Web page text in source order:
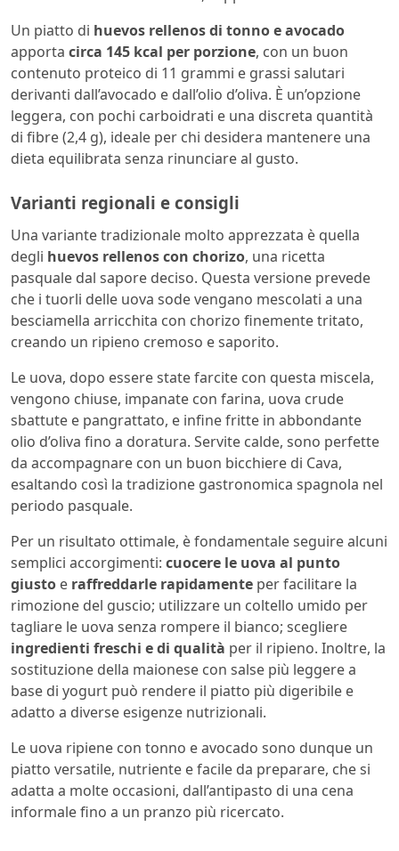
Un piatto di huevos rellenos di tonno e avocado
apporta circa 145 kcal per porzione, con un buon
contenuto proteico di 11 grammi e grassi salutari
derivanti dall’avocado e dall’olio d’oliva. È un’opzione
leggera, con pochi carboidrati e una discreta quantità
di fibre (2,4 g), ideale per chi desidera mantenere una
dieta equilibrata senza rinunciare al gusto.
Varianti regionali e consigli
Una variante tradizionale molto apprezzata è quella
degli huevos rellenos con chorizo, una ricetta
pasquale dal sapore deciso. Questa versione prevede
che i tuorli delle uova sode vengano mescolati a una
besciamella arricchita con chorizo finemente tritato,
creando un ripieno cremoso e saporito.
Le uova, dopo essere state farcite con questa miscela,
vengono chiuse, impanate con farina, uova crude
sbattute e pangrattato, e infine fritte in abbondante
olio d’oliva fino a doratura. Servite calde, sono perfette
da accompagnare con un buon bicchiere di Cava,
esaltando così la tradizione gastronomica spagnola nel
periodo pasquale.
Per un risultato ottimale, è fondamentale seguire alcuni
semplici accorgimenti: cuocere le uova al punto
giusto e raffreddarle rapidamente per facilitare la
rimozione del guscio; utilizzare un coltello umido per
tagliare le uova senza rompere il bianco; scegliere
ingredienti freschi e di qualità per il ripieno. Inoltre, la
sostituzione della maionese con salse più leggere a
base di yogurt può rendere il piatto più digeribile e
adatto a diverse esigenze nutrizionali.
Le uova ripiene con tonno e avocado sono dunque un
piatto versatile, nutriente e facile da preparare, che si
adatta a molte occasioni, dall’antipasto di una cena
informale fino a un pranzo più ricercato.